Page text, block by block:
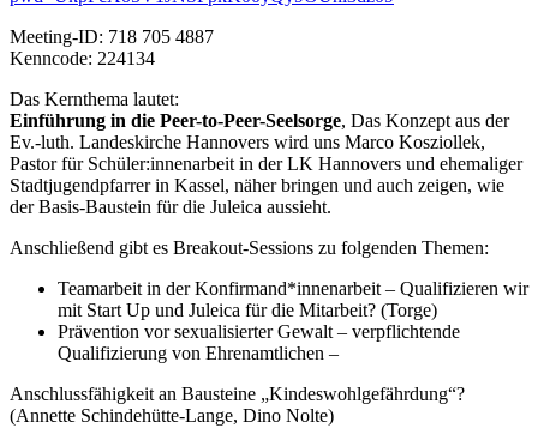
Meeting-ID: 718 705 4887
Kenncode: 224134
Das Kernthema lautet:
Einführung in die Peer-to-Peer-Seelsorge, Das Konzept aus der
Ev.-luth. Landeskirche Hannovers wird uns Marco Kosziollek,
Pastor für Schüler:innenarbeit in der LK Hannovers und ehemaliger
Stadtjugendpfarrer in Kassel, näher bringen und auch zeigen, wie
der Basis-Baustein für die Juleica aussieht.
Anschließend gibt es Breakout-Sessions zu folgenden Themen:
Teamarbeit in der Konfirmand*innenarbeit – Qualifizieren wir
mit Start Up und Juleica für die Mitarbeit? (Torge)
Prävention vor sexualisierter Gewalt – verpflichtende
Qualifizierung von Ehrenamtlichen –
Anschlussfähigkeit an Bausteine „Kindeswohlgefährdung“?
(Annette Schindehütte-Lange, Dino Nolte)